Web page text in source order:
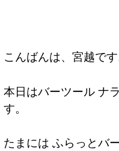
こんばんは、宮越です
本日はバーツール ナ
す。
たまには ふらっとバ